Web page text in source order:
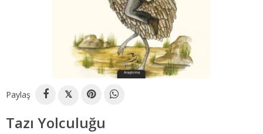
Paylaş 𝕏
Tazı Yolculuğu